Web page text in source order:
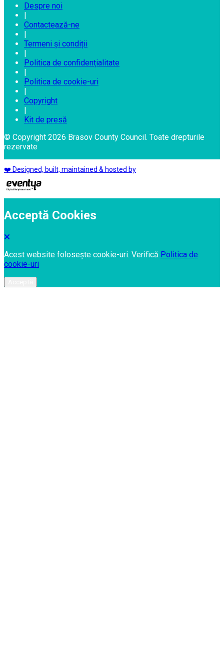
Despre noi
|
Contactează-ne
|
Termeni și condiții
|
Politica de confidențialitate
|
Politica de cookie-uri
|
Copyright
|
Kit de presă
© Copyright 2026 Brasov County Council. Toate drepturile
rezervate
❤️ Designed, built, maintained & hosted by
Acceptă Cookies
Acest website folosește cookie-uri. Verifică Politica de
cookie-uri